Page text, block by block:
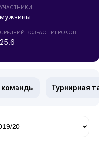
УЧАСТНИКИ
мужчины
СРЕДНИЙ ВОЗРАСТ ИГРОКОВ
25.6
Турнирная